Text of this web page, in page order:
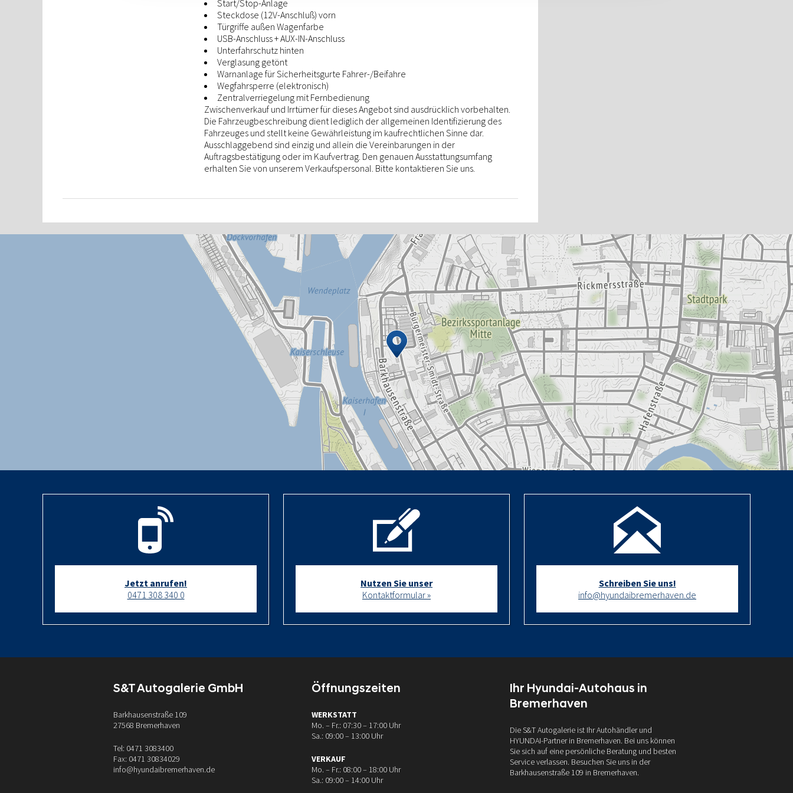
Start/Stop-Anlage
Steckdose (12V-Anschluß) vorn
Türgriffe außen Wagenfarbe
USB-Anschluss + AUX-IN-Anschluss
Unterfahrschutz hinten
Verglasung getönt
Warnanlage für Sicherheitsgurte Fahrer-/Beifahre
Wegfahrsperre (elektronisch)
Zentralverriegelung mit Fernbedienung
Zwischenverkauf und Irrtümer für dieses Angebot sind ausdrücklich vorbehalten.
Die Fahrzeugbeschreibung dient lediglich der allgemeinen Identifizierung des
Fahrzeuges und stellt keine Gewährleistung im kaufrechtlichen Sinne dar.
Ausschlaggebend sind einzig und allein die Vereinbarungen in der
Auftragsbestätigung oder im Kaufvertrag. Den genauen Ausstattungsumfang
erhalten Sie von unserem Verkaufspersonal. Bitte kontaktieren Sie uns.
Jetzt anrufen!
0471 308 340 0
Nutzen Sie unser
Kontaktformular »
Schreiben Sie uns!
info@hyundaibremerhaven.de
S&T Autogalerie GmbH
Barkhausenstraße 109
27568 Bremerhaven
Tel: 0471 3083400
Fax: 0471 30834029
info@hyundaibremerhaven.de
Öffnungszeiten
WERKSTATT
Mo. – Fr.: 07:30 – 17:00 Uhr
Sa.: 09:00 – 13:00 Uhr
VERKAUF
Mo. – Fr.: 08:00 – 18:00 Uhr
Sa.: 09:00 – 14:00 Uhr
Ihr Hyundai-Autohaus in
Bremerhaven
Die S&T Autogalerie ist Ihr Autohändler und
HYUNDAI-Partner in Bremerhaven. Bei uns können
Sie sich auf eine persönliche Beratung und besten
Service verlassen. Besuchen Sie uns in der
Barkhausenstraße 109 in Bremerhaven.